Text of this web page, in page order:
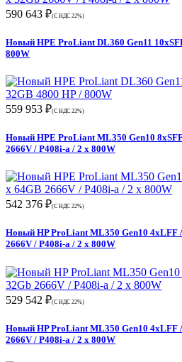
590 643 ₽(С НДС 22%)
Новый HPE ProLiant DL360 Gen11
800W
559 953 ₽(С НДС 22%)
Новый HPE ProLiant ML350 Gen10
2666V / P408i-a / 2 x 800W
542 376 ₽(С НДС 22%)
Новый HP ProLiant ML350 Gen10 4xLFF
2666V / P408i-a / 2 x 800W
529 542 ₽(С НДС 22%)
Новый HP ProLiant ML350 Gen10 4xLFF
2666V / P408i-a / 2 x 800W